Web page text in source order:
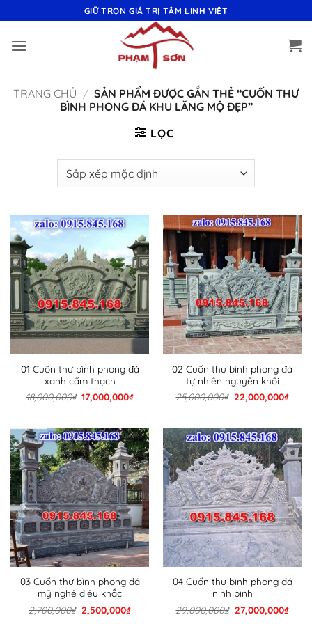
qua
nội
GIỮ TRỌN GIÁ TRỊ TÂM LINH VIỆT
TRANG CHỦ / SẢN PHẨM ĐƯỢC GẮN THẺ “CUỐN THƯ
BÌNH PHONG ĐÁ KHU LĂNG MỘ ĐẸP”
LỌC
01 Cuốn thư bình phong đá
xanh cẩm thạch
18,000,000₫ Giá
gốc
17,000,000₫Giá
17,000,000₫.
02 Cuốn thư bình phong đá
tự nhiên nguyên khối
25,000,000₫ Giá
gốc
22,000,000₫Giá
03 Cuốn thư bình phong đá
mỹ nghệ điêu khắc
2,700,000₫ Giá
gốc
2,500,000₫Giá
04 Cuốn thư bình phong đá
ninh bình
29,000,000₫ Giá
gốc
27,000,000₫Giá